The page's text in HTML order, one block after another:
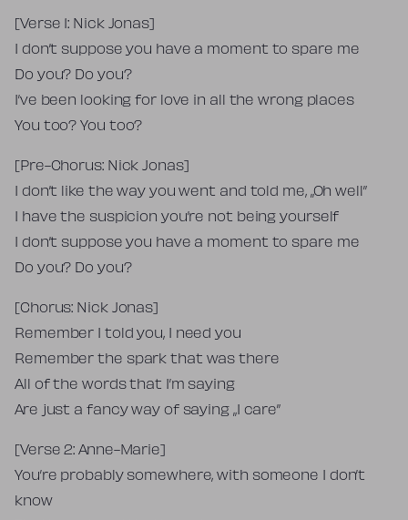
[Verse 1: Nick Jonas]
I don’t suppose you have a moment to spare me
Do you? Do you?
I’ve been looking for love in all the wrong places
You too? You too?
[Pre-Chorus: Nick Jonas]
I don’t like the way you went and told me, „Oh well”
I have the suspicion you’re not being yourself
I don’t suppose you have a moment to spare me
Do you? Do you?
[Chorus: Nick Jonas]
Remember I told you, I need you
Remember the spark that was there
All of the words that I’m saying
Are just a fancy way of saying „I care”
[Verse 2: Anne-Marie]
You’re probably somewhere, with someone I don’t
know